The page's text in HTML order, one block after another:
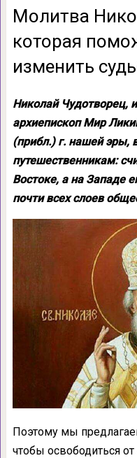
Молитва
которая
изменить
Николай Чудотворец,
архиепископ Мир
(прибл.) г. нашей эры,
путешественникам:
Востоке, а на Западе
почти всех слоев
Поэтому мы
чтобы освободиться